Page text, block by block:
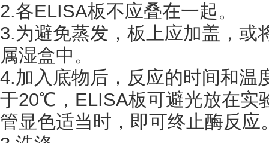
2.各ELISA板不应叠在一起。
3.为避免蒸发，板上应加盖，或
属湿盒中。
4.加入底物后，反应的时间和温
于20℃，ELISA板可避光放在实
管显色适当时，即可终止酶反应